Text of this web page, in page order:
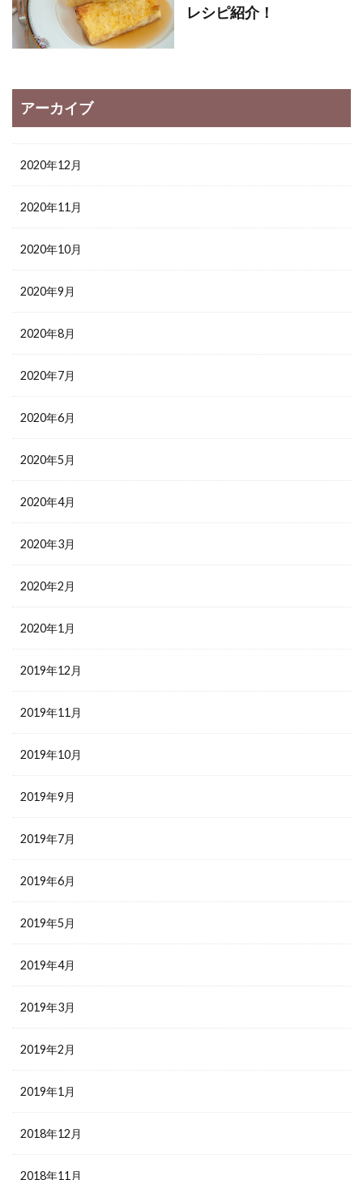
レシピ紹介！
アーカイブ
2020年12月
2020年11月
2020年10月
2020年9月
2020年8月
2020年7月
2020年6月
2020年5月
2020年4月
2020年3月
2020年2月
2020年1月
2019年12月
2019年11月
2019年10月
2019年9月
2019年7月
2019年6月
2019年5月
2019年4月
2019年3月
2019年2月
2019年1月
2018年12月
2018年11月